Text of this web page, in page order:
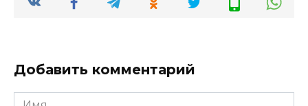
Добавить комментарий
Имя